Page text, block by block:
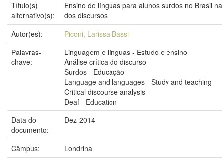
Título(s)
alternativo(s):
Ensino de línguas para alunos surdos no Brasil
dos discursos
Autor(es):
Piconi, Larissa Bassi
Palavras-
chave:
Linguagem e línguas - Estudo e ensino
Análise crítica do discurso
Surdos - Educação
Language and languages - Study and teaching
Critical discourse analysis
Deaf - Education
Data do
documento:
Dez-2014
Câmpus:
Londrina